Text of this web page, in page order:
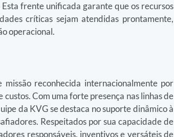
frente unificada garante que os recursos
críticas sejam atendidas prontamente,
operacional.
reconhecida internacionalmente por
Com uma forte presença nas linhas de
da KVG se destaca no suporte dinâmico à
Respeitados por sua capacidade de
responsáveis, inventivos e versáteis de